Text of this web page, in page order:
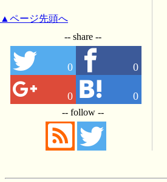
▲ページ先頭へ
-- share --
0 0
0 0
-- follow --